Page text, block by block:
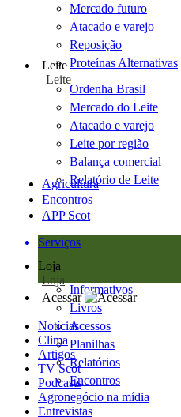
Mercado futuro
Atacado e varejo
Reposição
Proteínas Alternativas
Leite
Leite
Ordenha Brasil
Mercado do Leite
Atacado e varejo
Leite por região
Balança comercial
Relatório de Leite
Agricultura
Encontros
APP Scot
Serviços
Loja
Loja
Informativos
Livros
Acessos
Planilhas
Relatórios
Encontros
Acessar
Notícias
Clima
Artigos
TV Scot
Podcasts
Agronegócio na mídia
Entrevistas